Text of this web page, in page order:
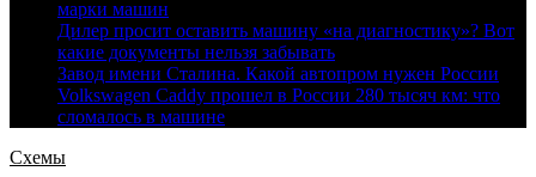
марки машин
Дилер просит оставить машину «на диагностику»? Вот
какие документы нельзя забывать
Завод имени Сталина. Какой автопром нужен России
Volkswagen Caddy прошел в России 280 тысяч км: что
сломалось в машине
Схемы